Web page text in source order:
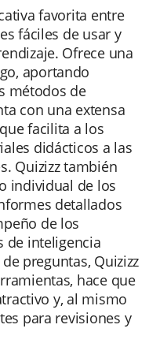
favorita entre
fáciles de usar y
Ofrece una
aportando
métodos de
con una extensa
facilita a los
didácticos a las
Quizizz también
individual de los
detallados
de los
de inteligencia
preguntas, Quizizz
hace que
y, al mismo
para revisiones y